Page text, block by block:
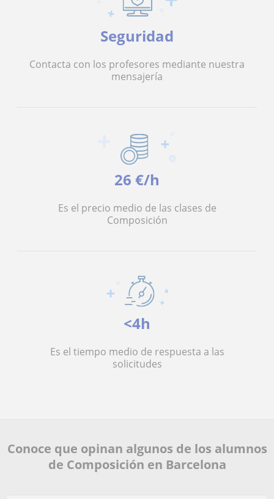
Seguridad
Contacta con los profesores mediante nuestra
mensajería
26 €/h
Es el precio medio de las clases de
Composición
<4h
Es el tiempo medio de respuesta a las
solicitudes
Conoce que opinan algunos de los alumnos
de Composición en Barcelona